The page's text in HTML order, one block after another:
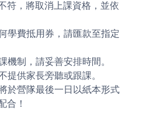
符，將取消上課資格，並依
學費抵用券，請匯款至指定
機制，請妥善安排時間。
提供家長旁聽或跟課。
於營隊最後一日以紙本形式
合！